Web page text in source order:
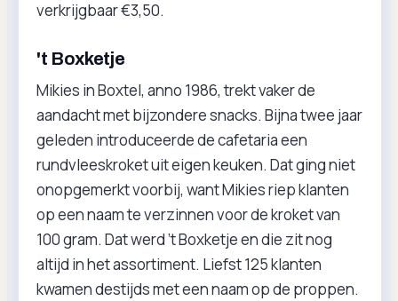
verkrijgbaar €3,50.
't Boxketje
Mikies in Boxtel, anno 1986, trekt vaker de
aandacht met bijzondere snacks. Bijna twee jaar
geleden introduceerde de cafetaria een
rundvleeskroket uit eigen keuken. Dat ging niet
onopgemerkt voorbij, want Mikies riep klanten
op een naam te verzinnen voor de kroket van
100 gram. Dat werd ’t Boxketje en die zit nog
altijd in het assortiment. Liefst 125 klanten
kwamen destijds met een naam op de proppen.